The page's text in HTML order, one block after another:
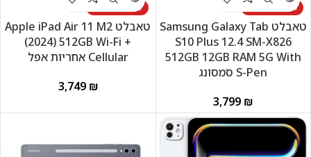
לא זמין במלאי
טאבלט Samsung Galaxy Tab
S10 Plus 12.4 SM-X826
512GB 12GB RAM 5G With
S-Pen סמסונג
₪
לא זמין במלאי
טאבלט Apple iPad Air 11 M2
(2024) 512GB Wi-Fi +‎‎
Cellular אחריות אפל
₪